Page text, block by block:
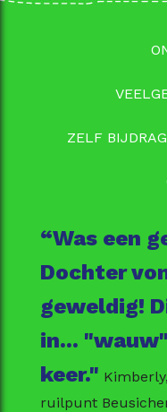
ZELF
“Was een
Dochter
geweldig!
in...
keer."
ruilpunt